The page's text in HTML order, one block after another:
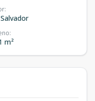
:
:
m²